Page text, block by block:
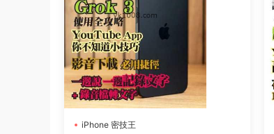
iPhone 密技王